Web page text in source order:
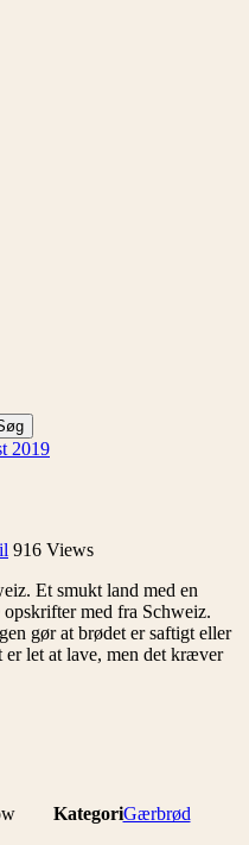
2019
916 Views
Et smukt land med en
opskrifter med fra Schweiz.
gør at brødet er saftigt eller
let at lave, men det kræver
KategoriGærbrød